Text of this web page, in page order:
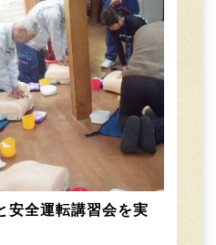
安全運転講習会を実